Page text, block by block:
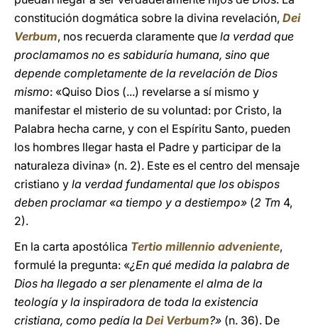
constitución dogmática sobre la divina revelación, Dei
Verbum, nos recuerda claramente que la verdad que
proclamamos no es sabiduría humana, sino que
depende completamente de la revelación de Dios
mismo: «Quiso Dios (...) revelarse a sí mismo y
manifestar el misterio de su voluntad: por Cristo, la
Palabra hecha carne, y con el Espíritu Santo, pueden
los hombres llegar hasta el Padre y participar de la
naturaleza divina» (n. 2). Este es el centro del mensaje
cristiano y la verdad fundamental que los obispos
deben proclamar «a tiempo y a destiempo» (2 Tm 4,
2).
En la carta apostólica Tertio millennio adveniente,
formulé la pregunta: «¿En qué medida la palabra de
Dios ha llegado a ser plenamente el alma de la
teología y la inspiradora de toda la existencia
cristiana, como pedía la Dei Verbum?» (n. 36). De